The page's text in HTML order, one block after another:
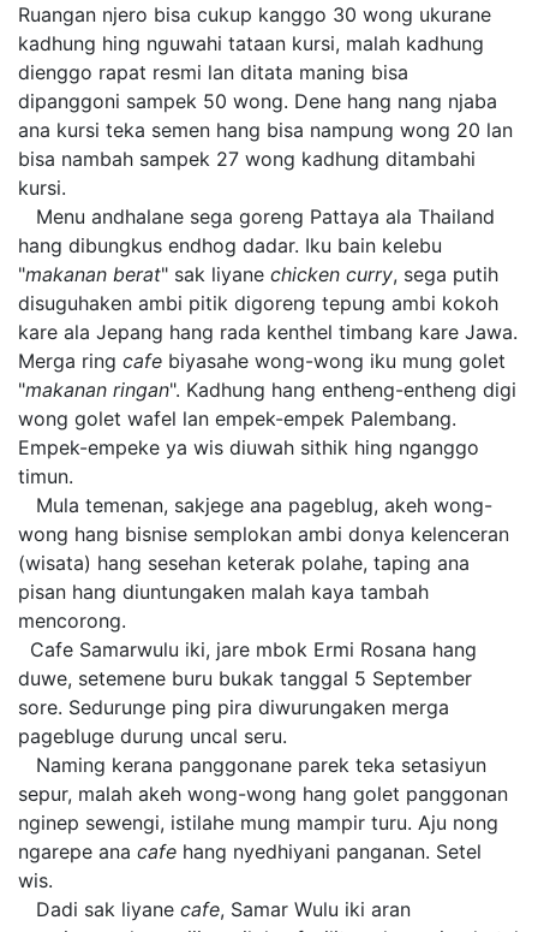
Ruangan njero bisa cukup kanggo 30 wong ukurane
kadhung hing nguwahi tataan kursi, malah kadhung
dienggo rapat resmi lan ditata maning bisa
dipanggoni sampek 50 wong. Dene hang nang njaba
ana kursi teka semen hang bisa nampung wong 20 lan
bisa nambah sampek 27 wong kadhung ditambahi
kursi.
Menu andhalane sega goreng Pattaya ala Thailand
hang dibungkus endhog dadar. Iku bain kelebu
"makanan berat" sak liyane chicken curry, sega putih
disuguhaken ambi pitik digoreng tepung ambi kokoh
kare ala Jepang hang rada kenthel timbang kare Jawa.
Merga ring cafe biyasahe wong-wong iku mung golet
"makanan ringan". Kadhung hang entheng-entheng digi
wong golet wafel lan empek-empek Palembang.
Empek-empeke ya wis diuwah sithik hing nganggo
timun.
Mula temenan, sakjege ana pageblug, akeh wong-
wong hang bisnise semplokan ambi donya kelenceran
(wisata) hang sesehan keterak polahe, taping ana
pisan hang diuntungaken malah kaya tambah
mencorong.
Cafe Samarwulu iki, jare mbok Ermi Rosana hang
duwe, setemene buru bukak tanggal 5 September
sore. Sedurunge ping pira diwurungaken merga
pagebluge durung uncal seru.
Naming kerana panggonane parek teka setasiyun
sepur, malah akeh wong-wong hang golet panggonan
nginep sewengi, istilahe mung mampir turu. Aju nong
ngarepe ana cafe hang nyedhiyani panganan. Setel
wis.
Dadi sak liyane cafe, Samar Wulu iki aran